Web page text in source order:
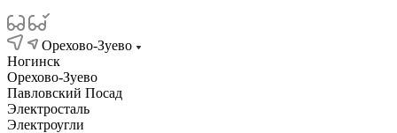
Орехово-Зуево
Ногинск
Орехово-Зуево
Павловский Посад
Электросталь
Электроугли